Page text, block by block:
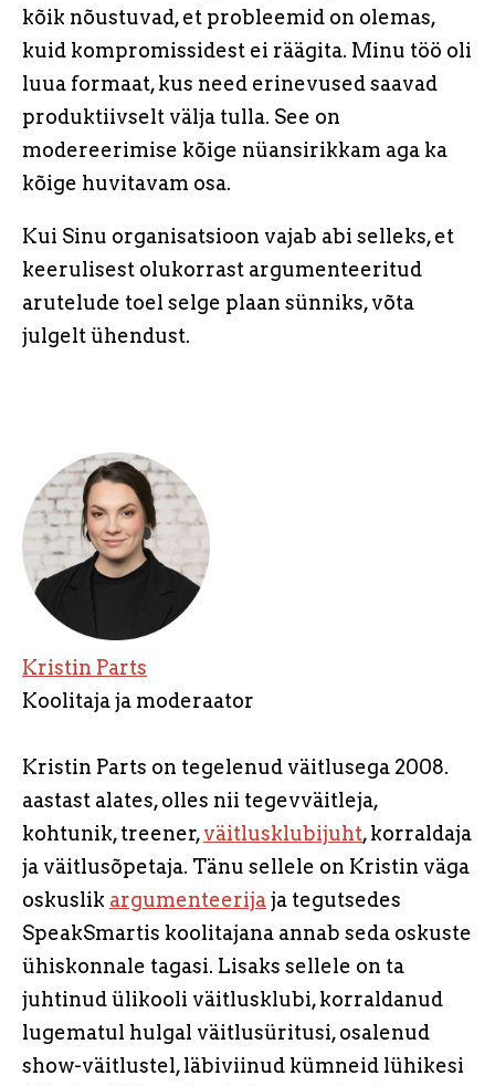
kõik nõustuvad, et probleemid on olemas,
kuid kompromissidest ei räägita. Minu töö oli
luua formaat, kus need erinevused saavad
produktiivselt välja tulla. See on
modereerimise kõige nüansirikkam aga ka
kõige huvitavam osa.
Kui Sinu organisatsioon vajab abi selleks, et
keerulisest olukorrast argumenteeritud
arutelude toel selge plaan sünniks, võta
julgelt ühendust.
Kristin Parts
Koolitaja ja moderaator
Kristin Parts on tegelenud väitlusega 2008.
aastast alates, olles nii tegevväitleja,
kohtunik, treener,väitlusklubijuht, korraldaja
ja väitlusõpetaja. Tänu sellele on Kristin väga
oskuslik argumenteerijaja tegutsedes
SpeakSmartis koolitajana annab seda oskuste
ühiskonnale tagasi. Lisaks sellele on ta
juhtinud ülikooli väitlusklubi, korraldanud
lugematul hulgal väitlusüritusi, osalenud
show-väitlustel, läbiviinud kümneid lühikesi